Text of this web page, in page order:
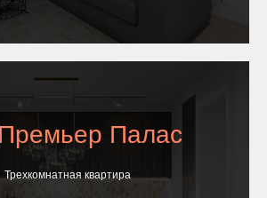
Палас
Трехкомнатная квартира